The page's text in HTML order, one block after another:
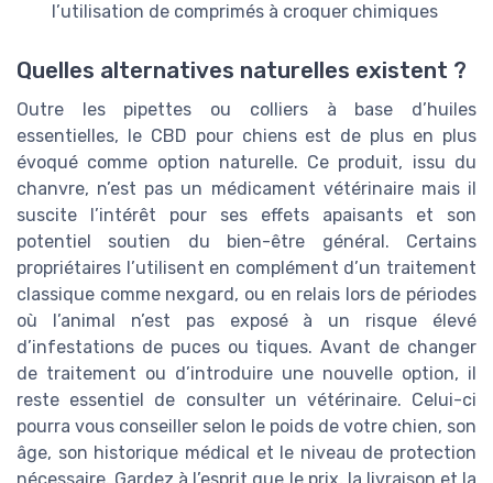
l’utilisation de comprimés à croquer chimiques
Quelles alternatives naturelles existent ?
Outre les pipettes ou colliers à base d’huiles
essentielles, le CBD pour chiens est de plus en plus
évoqué comme option naturelle. Ce produit, issu du
chanvre, n’est pas un médicament vétérinaire mais il
suscite l’intérêt pour ses effets apaisants et son
potentiel soutien du bien-être général. Certains
propriétaires l’utilisent en complément d’un traitement
classique comme nexgard, ou en relais lors de périodes
où l’animal n’est pas exposé à un risque élevé
d’infestations de puces ou tiques. Avant de changer
de traitement ou d’introduire une nouvelle option, il
reste essentiel de consulter un vétérinaire. Celui-ci
pourra vous conseiller selon le poids de votre chien, son
âge, son historique médical et le niveau de protection